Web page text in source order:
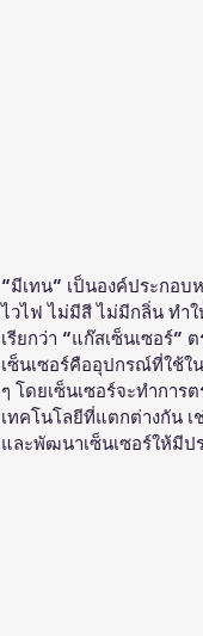
“มีเทน” เป็นองค์ประกอ
ไวไฟ ไม่มีสี ไม่มีกลิ่น ทำ
เรียกว่า “แก๊สเซ็นเซอร์”
เซ็นเซอร์คืออุปกรณ์ที่ใช้ใ
ๆ โดยเซ็นเซอร์จะทำการ
เทคโนโลยีที่แตกต่างกัน
และพัฒนาเซ็นเซอร์ให้มีป